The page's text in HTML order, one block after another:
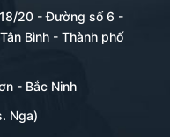
20 - Đường số 6 -
Bình - Thành phố
- Bắc Ninh
Nga)